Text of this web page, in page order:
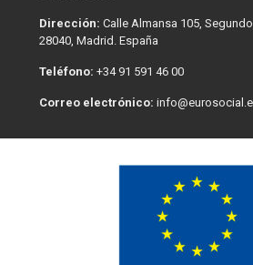
Dirección: Calle Almansa 105,
28040, Madrid. España
Teléfono: +34 91 591 46 00
Correo electrónico: